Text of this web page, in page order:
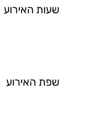
שעות האירוע
שפת האירוע